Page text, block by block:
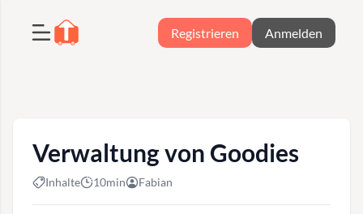
Registrieren Anmelden
Verwaltung von Goodies
Inhalte 10min Fabian